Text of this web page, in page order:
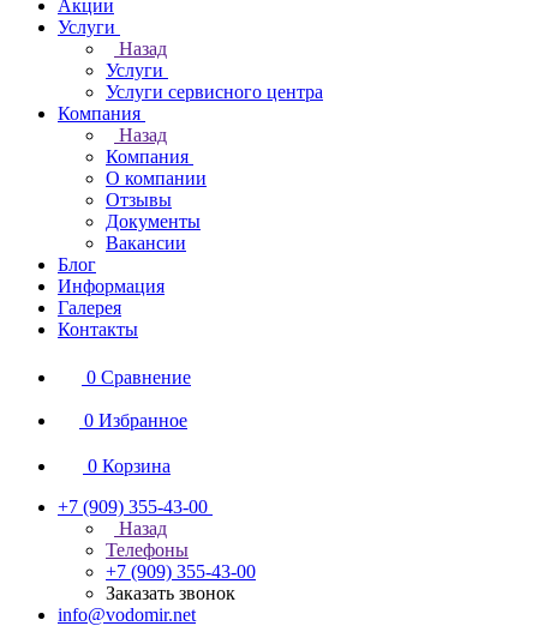
Акции
Услуги
Назад
Услуги
Услуги сервисного центра
Компания
Назад
Компания
О компании
Отзывы
Документы
Вакансии
Блог
Информация
Галерея
Контакты
0 Сравнение
0 Избранное
0 Корзина
+7 (909) 355-43-00
Назад
Телефоны
+7 (909) 355-43-00
Заказать звонок
info@vodomir.net